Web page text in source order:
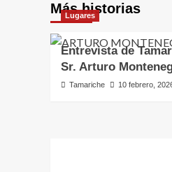
Más historias
Lugares
Entrevista de
Sr. Arturo
Tamariche 10 febrero,